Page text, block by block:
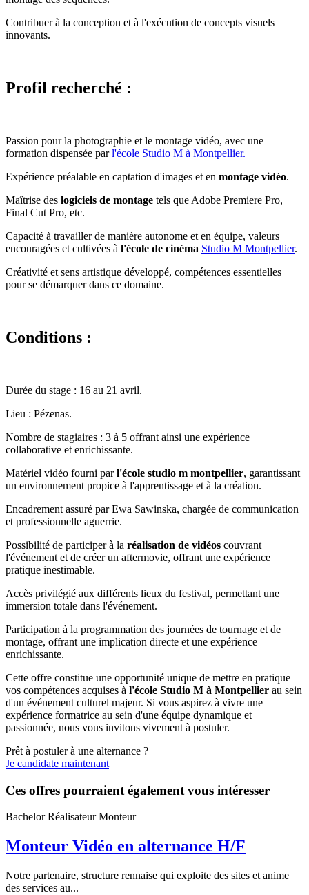
Contribuer à la conception et à l'exécution de concepts visuels
innovants.
Profil recherché :
Passion pour la photographie et le montage vidéo, avec une
formation dispensée parl'école Studio M à Montpellier.
Expérience préalable en captation d'images et en montage vidéo.
Maîtrise des logiciels de montage tels que Adobe Premiere Pro,
Final Cut Pro, etc.
Capacité à travailler de manière autonome et en équipe, valeurs
encouragées et cultivées à l'école de cinéma Studio M Montpellier.
Créativité et sens artistique développé, compétences essentielles
pour se démarquer dans ce domaine.
Conditions :
Durée du stage : 16 au 21 avril.
Lieu : Pézenas.
Nombre de stagiaires : 3 à 5 offrant ainsi une expérience
collaborative et enrichissante.
Matériel vidéo fourni parl'école studio m montpellier, garantissant
un environnement propice à l'apprentissage et à la création.
Encadrement assuré par Ewa Sawinska, chargée de communication
et professionnelle aguerrie.
Possibilité de participer à la réalisation de vidéos couvrant
l'événement et de créer un aftermovie, offrant une expérience
pratique inestimable.
Accès privilégié aux différents lieux du festival, permettant une
immersion totale dans l'événement.
Participation à la programmation des journées de tournage et de
montage, offrant une implication directe et une expérience
enrichissante.
Cette offre constitue une opportunité unique de mettre en pratique
vos compétences acquises à l'école Studio M à Montpellier au sein
d'un événement culturel majeur. Si vous aspirez à vivre une
expérience formatrice au sein d'une équipe dynamique et
passionnée, nous vous invitons vivement à postuler.
Prêt à postuler à une alternance ?
Je candidate maintenant
Ces offres pourraient également vous intéresser
Bachelor Réalisateur Monteur
Monteur Vidéo en alternance H/F
Notre partenaire, structure rennaise qui exploite des sites et anime
des services au...